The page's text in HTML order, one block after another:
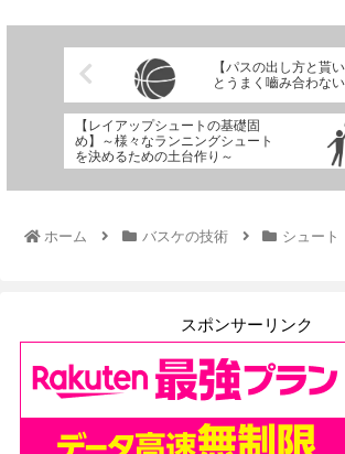
【パスの出し方と貰
とうまく嚙み合わな
【レイアップシュートの基礎固
め】～様々なランニングシュート
を決めるための土台作り～
ホーム バスケの技術 シュート
スポンサーリンク